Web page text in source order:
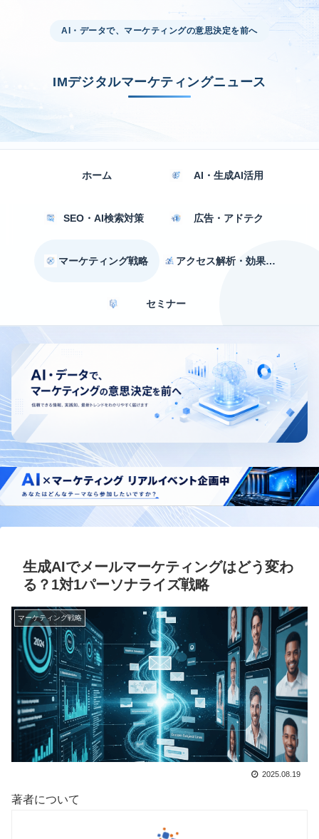
AI・データで、マーケティングの意思決定を前へ
IMデジタルマーケティングニュース
ホーム AI・生成AI活用
SEO・AI検索対策 広告・アドテク
マーケティング戦略 アクセス解析・効果測定
セミナー
生成AIでメールマーケティングはどう変わ
る？1対1パーソナライズ戦略
マーケティング戦略
2025.08.19
著者について